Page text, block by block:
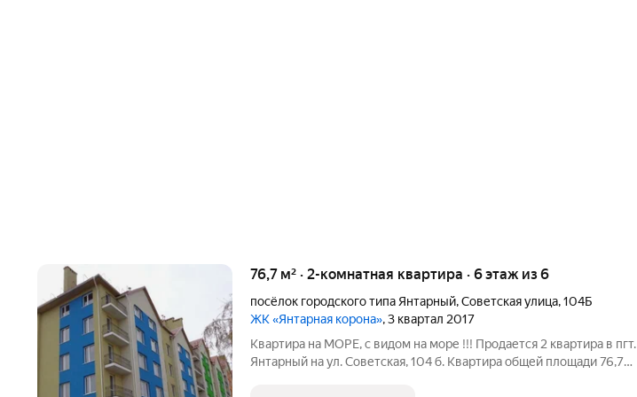
76,7 м² · 2-комнатная квартира · 6 этаж из 6
посёлок городского типа Янтарный,Советская улица,104Б
ЖК «Янтарная корона», 3 квартал 2017
Квартира на МОРЕ, с видом на море !!! Продается 2 квартира в пгт.
Янтарный на ул. Советская, 104 б. Квартира общей площади 76,7